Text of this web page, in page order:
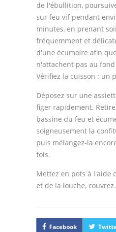
de l'ébullition,
sur feu vif pendant
minutes, en prenant
fréquemment et
d'une écumoire afin
n'attachent pas au
Vérifiez la cuisson : un
Déposez sur une
figer rapidement.
bassine du feu et
soigneusement la
puis mélangez-la
fois.
Mettez en pots à l'aide
et de la louche, couvrez.
Facebook